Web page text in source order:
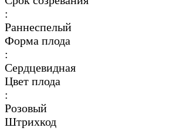
:
Раннеспелый
Форма плода
:
Сердцевидная
Цвет плода
:
Розовый
Штрихкод